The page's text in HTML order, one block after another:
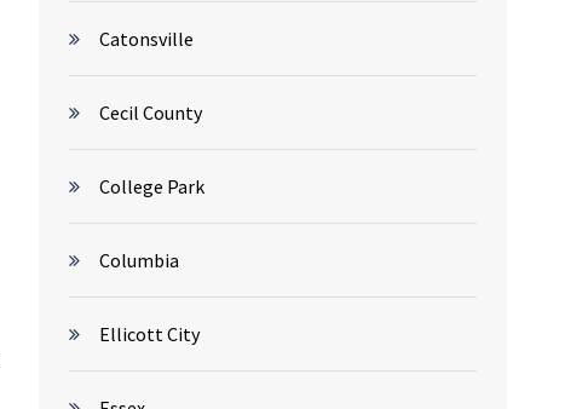
Catonsville
Cecil County
College Park
Columbia
Ellicott City